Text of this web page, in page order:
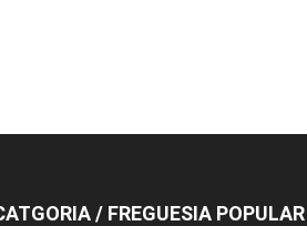
/ FREGUESIA POPULAR